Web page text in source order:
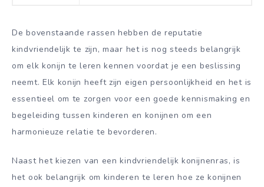
De bovenstaande rassen hebben de reputatie
kindvriendelijk te zijn, maar het is nog steeds belangrijk
om elk konijn te leren kennen voordat je een beslissing
neemt. Elk konijn heeft zijn eigen persoonlijkheid en het is
essentieel om te zorgen voor een goede kennismaking en
begeleiding tussen kinderen en konijnen om een
harmonieuze relatie te bevorderen.
Naast het kiezen van een kindvriendelijk konijnenras, is
het ook belangrijk om kinderen te leren hoe ze konijnen